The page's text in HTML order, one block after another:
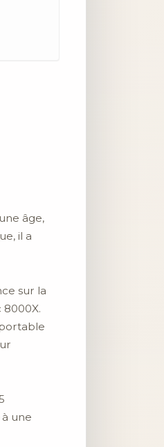
âge,
il a
sur la
une